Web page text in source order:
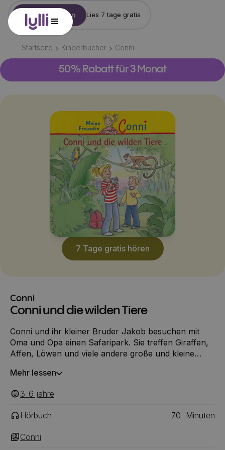
Konto erstellen Lies 7 tage gratis
Startseite Kinderbücher Conni
50% Rabatt für 3 Monat
7 Tage gratis hören
Conni
Conni und die wilden Tiere
Conni und ihr kleiner Bruder Jakob besuchen mit
Oma und Opa einen Safaripark. Sie treffen Giraffen,
Affen, Löwen und viele andere große und kleine
Haltung und den Schutz wilder Tiere. Und danach
fotografieren und dass Ziegen ganz schön frech
Mehr lessen
3-6 ‎‎ jahre
Hörbuch 70 Minuten
Conni